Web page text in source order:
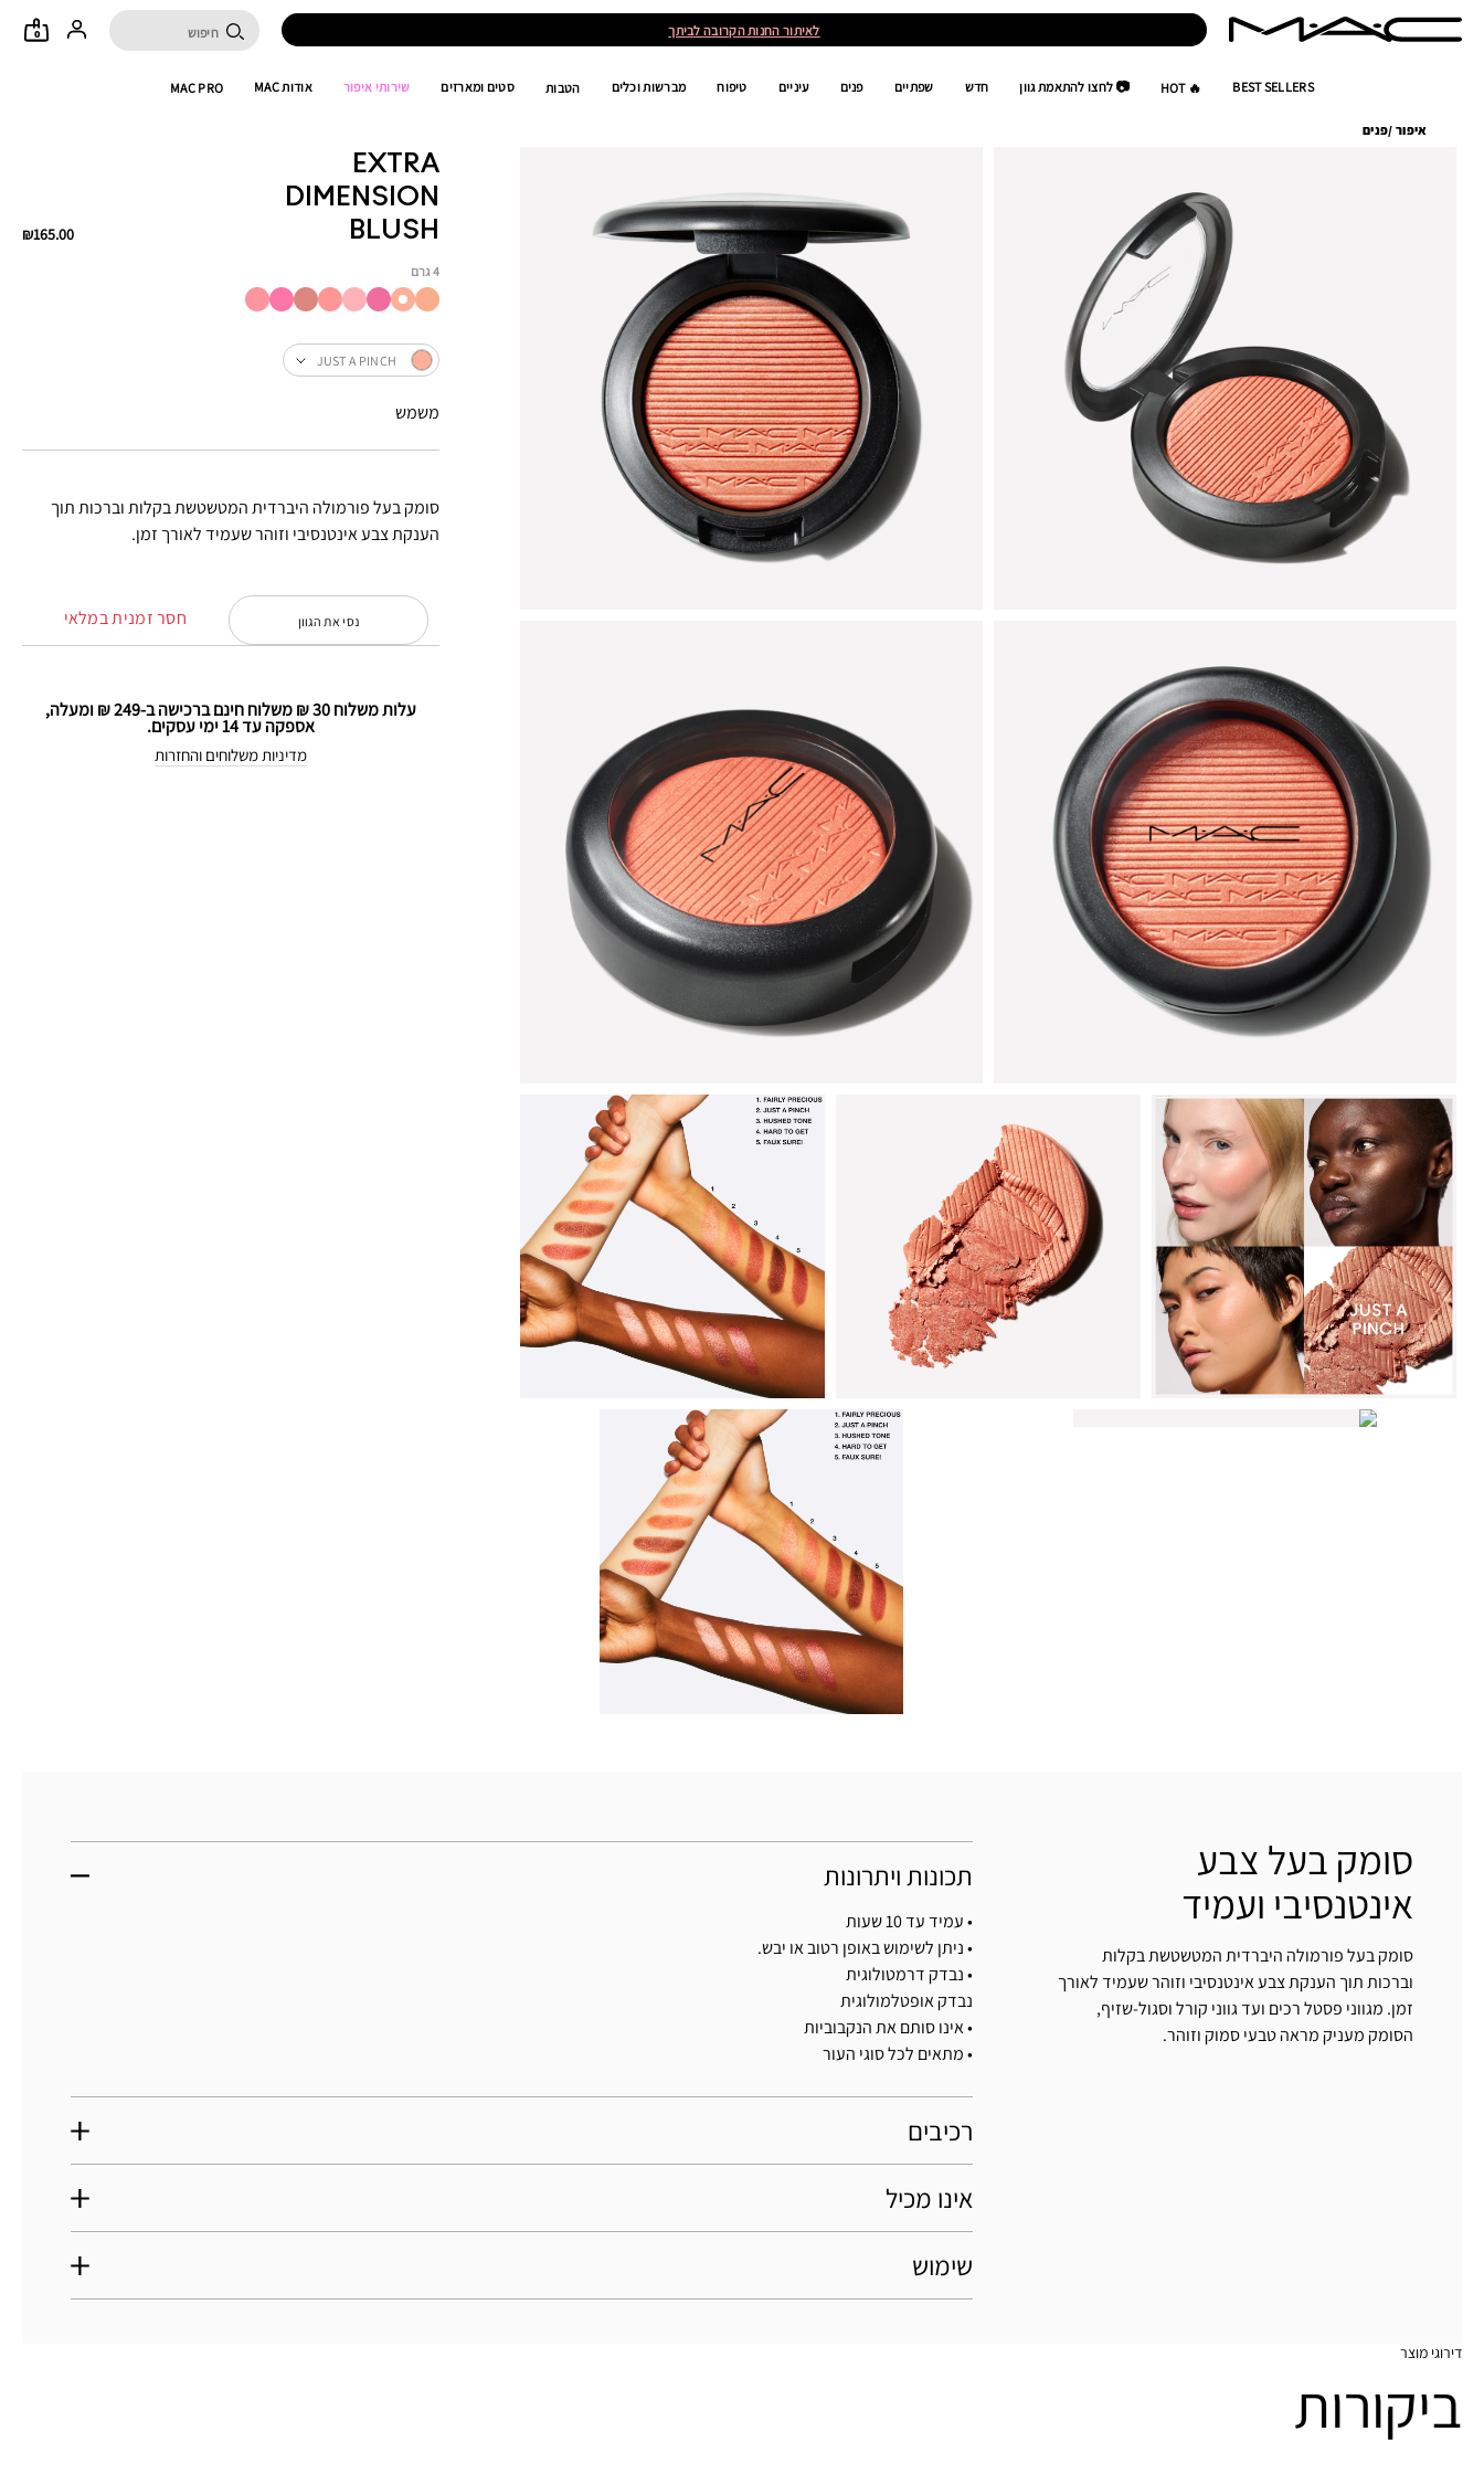
לאיתור החנות הקרובה לביתך 0
BEST SELLERS
🔥 HOT 📷 לחצו להתאמת גוון חדש שפתיים פנים עיניים טיפוח מברשות וכלים הטבות סטים ומארזים שירותי איפור אודות MAC MAC PRO
איפור /פנים
EXTRA
DIMENSION
BLUSH
₪165.00
4 גרם
סומק בעל פורמולה היברדית המטשטשת בקלות וברכות תוך
הענקת צבע אינטנסיבי וזוהר שעמיד לאורך זמן.
JUST A PINCH
משמש
חסר זמנית במלאי נסי את הגוון
עלות משלוח 30 ₪ משלוח חינם ברכישה ב-249 ₪ ומעלה,
אספקה עד 14 ימי עסקים.
מדיניות משלוחים והחזרות
סומק בעל צבע
אינטנסיבי ועמיד
סומק בעל פורמולה היברדית המטשטשת בקלות
וברכות תוך הענקת צבע אינטנסיבי וזוהר שעמיד לאורך
זמן. מגווני פסטל רכים ועד גווני קורל וסגול-שזיף,
הסומק מעניק מראה טבעי סמוק וזוהר.
תכונות ויתרונות
• עמיד עד 10 שעות
• ניתן לשימוש באופן רטוב או יבש.
• נבדק דרמטולוגית
נבדק אופטלמולוגית
• אינו סותם את הנקבוביות
• מתאים לכל סוגי העור
רכיבים
אינו מכיל
שימוש
דירוגי מוצר
ביקורות